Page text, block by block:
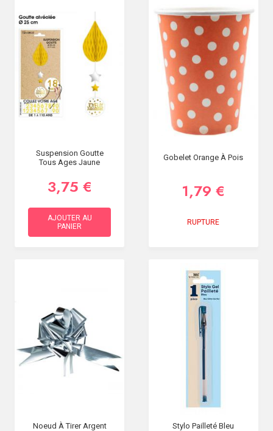
Suspension Goutte
Tous Ages Jaune
3,75 €
AJOUTER AU
PANIER
Gobelet Orange À Pois
1,79 €
RUPTURE
Noeud À Tirer Argent Stylo Pailleté Bleu